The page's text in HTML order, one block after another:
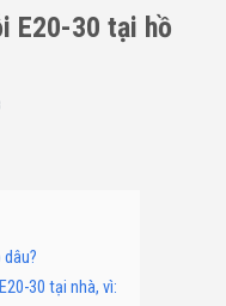
E20-30 tại hồ
30 tại nhà, vì: